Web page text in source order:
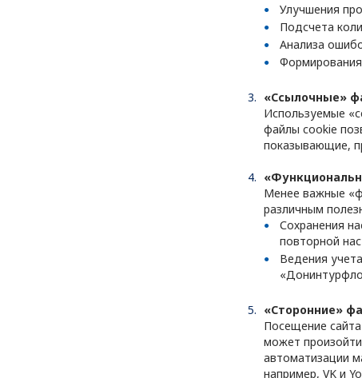
Улучшения
Подсчета
Анализа
«Ссылочные»
Используемые
файлы cookie
показывающие,
Менее важные
различным
Сохранения
повторной
Ведения
«Сторонние»
Посещение
может
автоматизации
например, VK и